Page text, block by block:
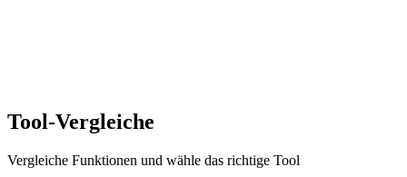
Tool-Vergleiche
Vergleiche Funktionen und wähle das richtige Tool